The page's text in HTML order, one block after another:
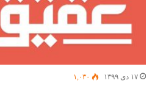
۱۷ دی ۱۳۹۹ ۱,۰۳۰